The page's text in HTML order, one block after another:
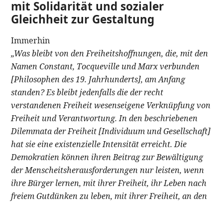
mit Solidarität und sozialer
Gleichheit zur Gestaltung
Immerhin
„Was bleibt von den Freiheitshoffnungen, die, mit den
Namen Constant, Tocqueville und Marx verbunden
[Philosophen des 19. Jahrhunderts], am Anfang
standen? Es bleibt jedenfalls die der recht
verstandenen Freiheit wesenseigene Verknüpfung von
Freiheit und Verantwortung. In den beschriebenen
Dilemmata der Freiheit [Individuum und Gesellschaft]
hat sie eine existenzielle Intensität erreicht. Die
Demokratien können ihren Beitrag zur Bewältigung
der Menscheitsherausforderungen nur leisten, wenn
ihre Bürger lernen, mit ihrer Freiheit, ihr Leben nach
freiem Gutdünken zu leben, mit ihrer Freiheit, an den